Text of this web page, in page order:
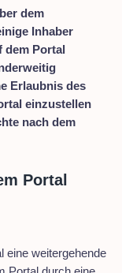
dem
Inhaber
dem Portal
Erlaubnis des
einzustellen
nach dem
Portal
eine weitergehende